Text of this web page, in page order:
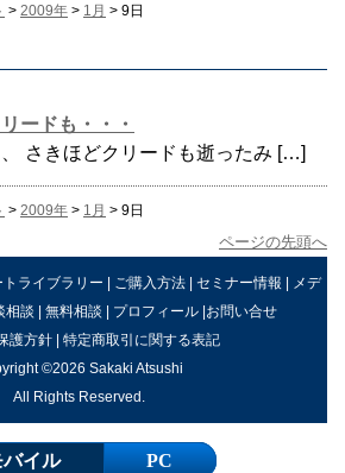
> 2009年 > 1月 > 9日
ードも・・・
さきほどクリードも逝ったみ […]
> 2009年 > 1月 > 9日
ページの先頭へ
ライブラリー | ご購入方法 | セミナー情報 | メデ
相談 | 無料相談 | プロフィール|お問い合せ
護方針| 特定商取引に関する表記
©2026 Sakaki Atsushi
All Rights Reserved.
バイル PC